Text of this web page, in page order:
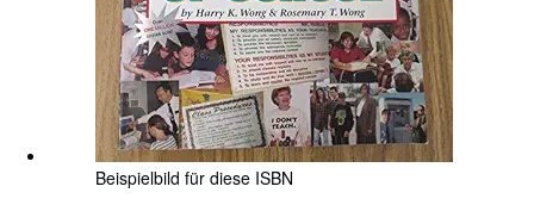
Beispielbild für diese ISBN